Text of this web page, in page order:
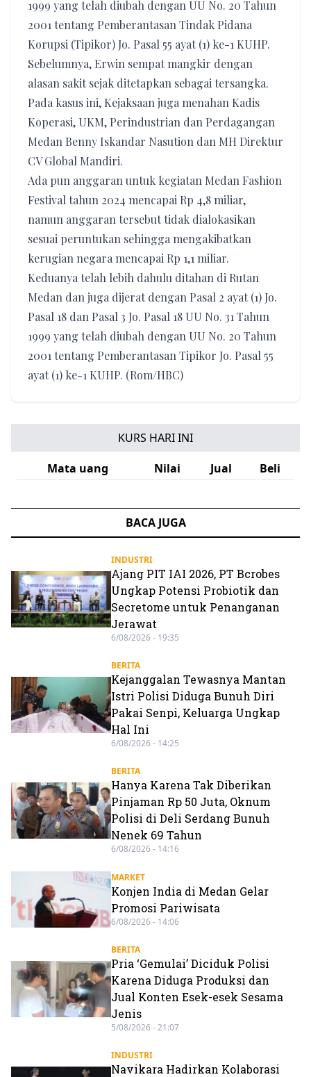
1999 yang telah diubah dengan UU No. 20 Tahun
2001 tentang Pemberantasan Tindak Pidana
Korupsi (Tipikor) Jo. Pasal 55 ayat (1) ke-1 KUHP.
Sebelumnya, Erwin sempat mangkir dengan
alasan sakit sejak ditetapkan sebagai tersangka.
Pada kasus ini, Kejaksaan juga menahan Kadis
Koperasi, UKM, Perindustrian dan Perdagangan
Medan Benny Iskandar Nasution dan MH Direktur
CV Global Mandiri.
Ada pun anggaran untuk kegiatan Medan Fashion
Festival tahun 2024 mencapai Rp 4,8 miliar,
namun anggaran tersebut tidak dialokasikan
sesuai peruntukan sehingga mengakibatkan
kerugian negara mencapai Rp 1,1 miliar.
Keduanya telah lebih dahulu ditahan di Rutan
Medan dan juga dijerat dengan Pasal 2 ayat (1) Jo.
Pasal 18 dan Pasal 3 Jo. Pasal 18 UU No. 31 Tahun
1999 yang telah diubah dengan UU No. 20 Tahun
2001 tentang Pemberantasan Tipikor Jo. Pasal 55
ayat (1) ke-1 KUHP. (Rom/HBC)
KURS HARI INI
Mata uang
Nilai Jual Beli
BACA JUGA
INDUSTRI
Ajang PIT IAI 2026, PT Bcrobes
Ungkap Potensi Probiotik dan
Secretome untuk Penanganan
Jerawat
6/08/2026 - 19:35
BERITA
Kejanggalan Tewasnya Mantan
Istri Polisi Diduga Bunuh Diri
Pakai Senpi, Keluarga Ungkap
Hal Ini
6/08/2026 - 14:25
BERITA
Hanya Karena Tak Diberikan
Pinjaman Rp 50 Juta, Oknum
Polisi di Deli Serdang Bunuh
Nenek 69 Tahun
6/08/2026 - 14:16
MARKET
Konjen India di Medan Gelar
Promosi Pariwisata
6/08/2026 - 14:06
BERITA
Pria ‘Gemulai’ Diciduk Polisi
Karena Diduga Produksi dan
Jual Konten Esek-esek Sesama
Jenis
5/08/2026 - 21:07
INDUSTRI
Navikara Hadirkan Kolaborasi